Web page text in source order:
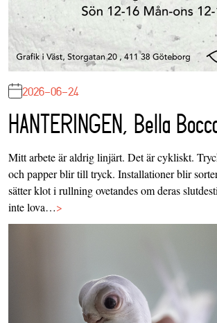
2026-06-24
HANTERINGEN, Bella
Mitt arbete är aldrig linjärt. Det är cykliskt.
och papper blir till tryck. Installationer blir
sätter klot i rullning ovetandes om deras
inte lova…>